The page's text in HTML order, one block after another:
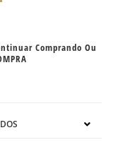
Comprando Ou